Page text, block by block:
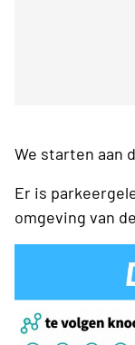
We starten aan
Er is
omgeving van